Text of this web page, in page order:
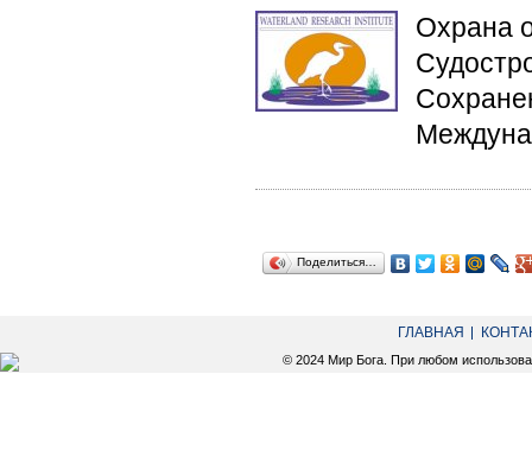
Охрана
Поделиться…
ГЛАВНАЯ
© 2024 Мир Бога. При любом